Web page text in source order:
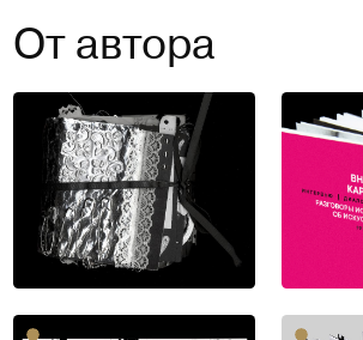
От автора